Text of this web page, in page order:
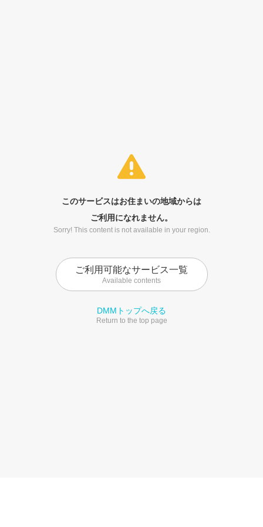
このサービスはお住まいの地域からは
ご利用になれません。
Sorry! This content is not available in your region.
ご利用可能なサービス一覧
Available contents
DMMトップへ戻る
Return to the top page